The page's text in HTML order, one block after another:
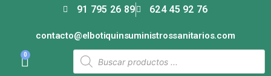
91 795 26 89 624 45 92 76
contacto@elbotiquinsuministrossanitarios.com
0